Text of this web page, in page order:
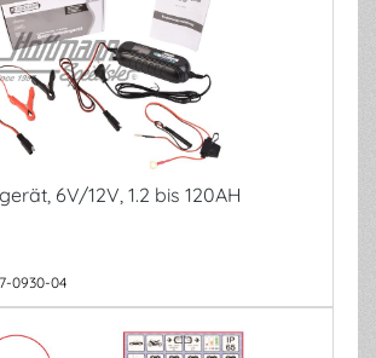
6V/12V, 1.2 bis 120AH
0930-04